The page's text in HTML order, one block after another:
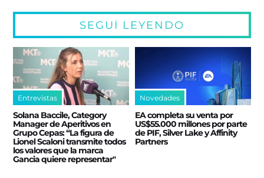
SEGUÍ LEYENDO
Entrevistas
Solana Baccile, Category
Manager de Aperitivos en
Grupo Cepas: “La figura de
Lionel Scaloni transmite todos
los valores que la marca
Gancia quiere representar"
Novedades
EA completa su venta por
US$55.000 millones por parte
de PIF, Silver Lake y Affinity
Partners